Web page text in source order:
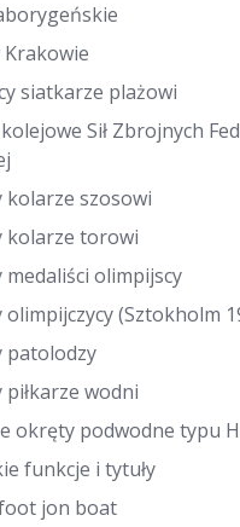
siatkarze plażowi
Sił Zbrojnych
kolarze szosowi
kolarze torowi
medaliści olimpijscy
olimpijczycy (Sztokholm
patolodzy
piłkarze wodni
okręty podwodne typu H
funkcje i tytuły
jon boat